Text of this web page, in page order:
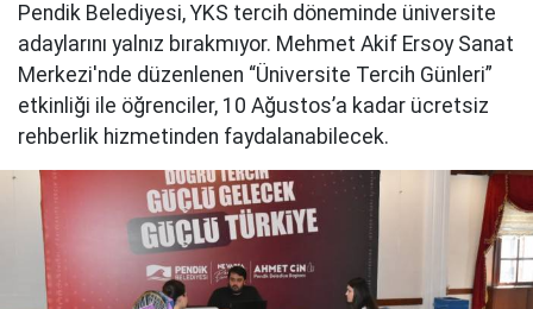
Pendik Belediyesi, YKS tercih döneminde üniversite
adaylarını yalnız bırakmıyor. Mehmet Akif Ersoy Sanat
Merkezi'nde düzenlenen “Üniversite Tercih Günleri”
etkinliği ile öğrenciler, 10 Ağustos’a kadar ücretsiz
rehberlik hizmetinden faydalanabilecek.